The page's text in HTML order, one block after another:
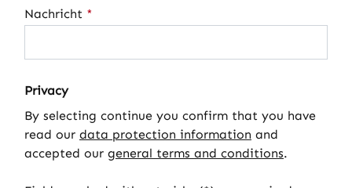
Nachricht *
Privacy
By selecting continue you confirm that you have
read our data protection information and
accepted our general terms and conditions.